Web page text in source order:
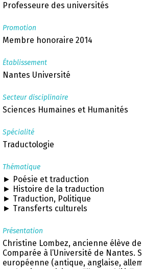
Professeure des universités
Promotion
Membre honoraire 2014
Établissement
Nantes Université
Secteur disciplinaire
Sciences Humaines et Humanités
Spécialité
Traductologie
Thématique
► Poésie et traduction
► Histoire de la traduction
► Traduction, Politique
► Transferts culturels
Présentation
Christine Lombez, ancienne élève
Comparée à l’Université de
européenne (antique, anglaise,